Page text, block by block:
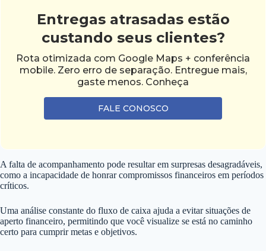
Entregas atrasadas estão
custando seus clientes?
Rota otimizada com Google Maps + conferência
mobile. Zero erro de separação. Entregue mais,
gaste menos. Conheça
FALE CONOSCO
A falta de acompanhamento pode resultar em surpresas desagradáveis,
como a incapacidade de honrar compromissos financeiros em períodos
críticos.
Uma análise constante do fluxo de caixa ajuda a evitar situações de
aperto financeiro, permitindo que você visualize se está no caminho
certo para cumprir metas e objetivos.